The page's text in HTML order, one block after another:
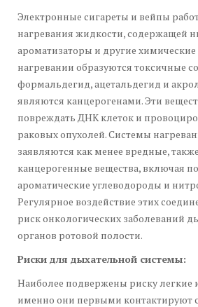
Электронные сигареты и вейпы
нагревания жидкости, содержащей
ароматизаторы и другие
нагревании образуются токсичные
формальдегид, ацетальдегид и
являются канцерогенами. Эти
повреждать ДНК клеток и
раковых опухолей. Системы
заявляются как менее вредные,
канцерогенные вещества, включая
ароматические углеводороды и
Регулярное воздействие этих
риск онкологических заболеваний
органов ротовой полости.
Риски для дыхательной системы:
Наиболее подвержены риску легкие
именно они первыми контактируют